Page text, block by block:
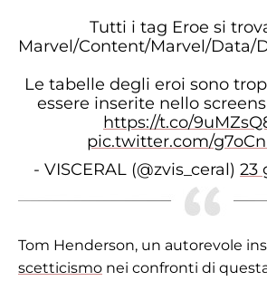
Tutti i tag Eroe si
Marvel/Content/Marvel/Data/
Le tabelle degli eroi sono
essere inserite nello
https://t.co/
pic.twitter.com/
- VISCERAL (@zvis_ceral) 23
Tom Henderson, un autorevole
scetticismo nei confronti di